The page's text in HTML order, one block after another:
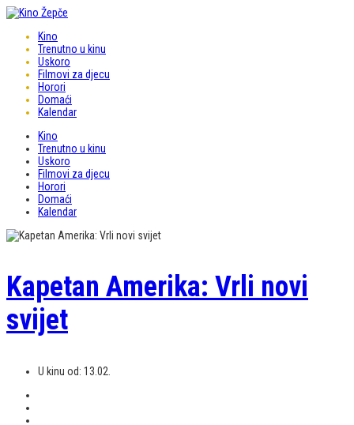
Kino
Trenutno u kinu
Uskoro
Filmovi za djecu
Horori
Domaći
Kalendar
Kino
Trenutno u kinu
Uskoro
Filmovi za djecu
Horori
Domaći
Kalendar
Kapetan Amerika: Vrli novi
svijet
U kinu od: 13.02.